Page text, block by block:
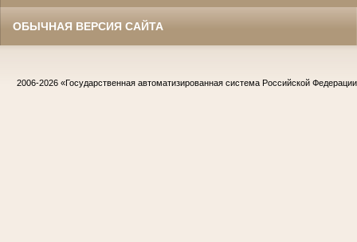
ОБЫЧНАЯ ВЕРСИЯ САЙТА
2006-2026 «Государственная автоматизированная система Российской